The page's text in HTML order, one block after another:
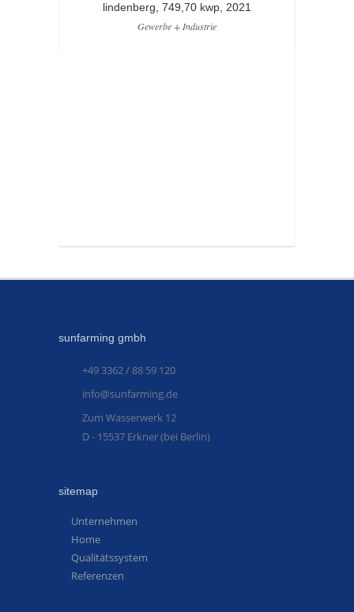
lindenberg, 749,70 kwp, 2021
Gewerbe + Industrie
sunfarming gmbh
+49 3362 / 88 59 120
info@sunfarming.de
Zum Wasserwerk 12
D - 15537 Erkner (bei Berlin)
sitemap
Unternehmen
Home
Qualitätssystem
Referenzen